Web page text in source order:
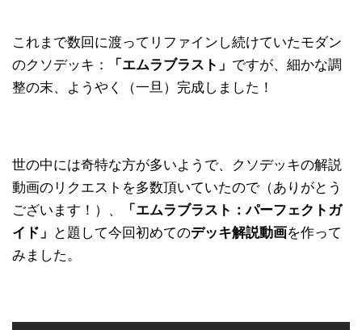
これまで数回に渡ってリファインし続けていたモダン
のクソデッキ：
「エムラブラスト」 ですが、細かな調
整の末、ようやく（一旦）完成しました！
世の中には奇特な方が多いようで、クソデッキの解説
動画のリクエストを多数頂いていたので（ありがとう
ございます！）、
「エムラブラスト：パーフェクトガ
イド」
と題して今回初めてのデッキ解説動画を作って
みました。